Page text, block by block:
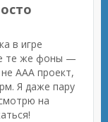
в игре
те же фоны —
AAA проект,
Я даже пару
на